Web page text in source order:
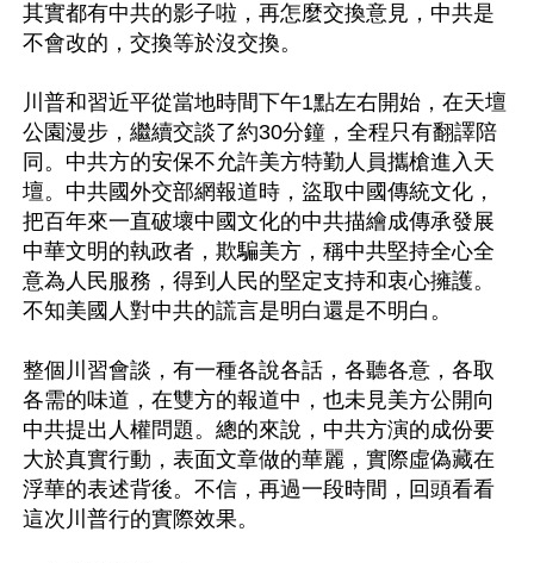
其實都有中共的影子啦，再怎麼交換意見，中共是
不會改的，交換等於沒交換。
川普和習近平從當地時間下午1點左右開始，在天壇
公園漫步，繼續交談了約30分鐘，全程只有翻譯陪
同。中共方的安保不允許美方特勤人員攜槍進入天
壇。中共國外交部網報道時，盜取中國傳統文化，
把百年來一直破壞中國文化的中共描繪成傳承發展
中華文明的執政者，欺騙美方，稱中共堅持全心全
意為人民服務，得到人民的堅定支持和衷心擁護。
不知美國人對中共的謊言是明白還是不明白。
整個川習會談，有一種各說各話，各聽各意，各取
各需的味道，在雙方的報道中，也未見美方公開向
中共提出人權問題。總的來說，中共方演的成份要
大於真實行動，表面文章做的華麗，實際虛偽藏在
浮華的表述背後。不信，再過一段時間，回頭看看
這次川普行的實際效果。